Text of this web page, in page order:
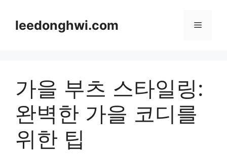
contentleedonghwi.com Menu
가을 부츠 스타일링:
완벽한 가을 코디를
위한 팁